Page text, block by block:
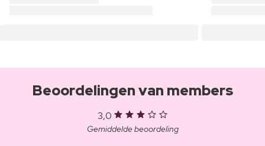
Beoordelingen van members
3,0
Gemiddelde beoordeling